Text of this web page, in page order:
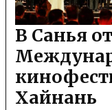
В Санья
Хайнань